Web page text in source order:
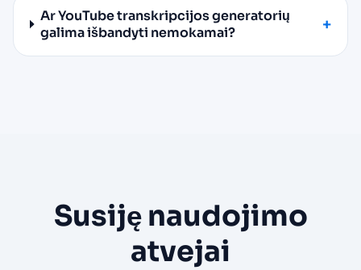
Ar YouTube transkripcijos generatorių
galima išbandyti nemokamai?
Susiję naudojimo
atvejai